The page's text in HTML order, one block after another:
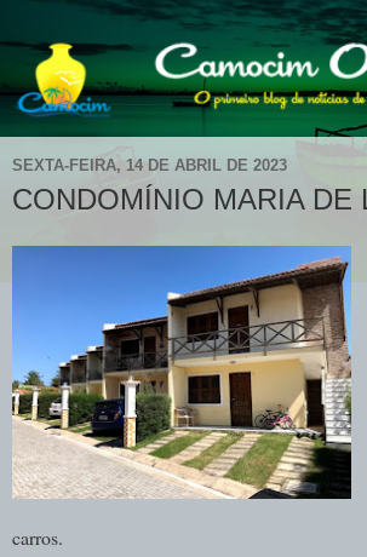
SEXTA-FEIRA, 14 DE ABRIL DE 2023
CONDOMÍNIO MARIA DE
carros.